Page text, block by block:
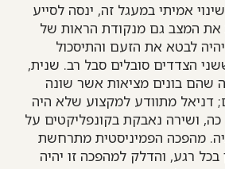
אמיתי במעגל זה, ינסה לסייע
את המצב גם מנקודת הראות של
לבטא את הזעם והתיסכול
הצדדים סובלים סבל רב. שנית,
שהם בונים מציאות אשר שונה
דניאל מתוודע למקצוע שלא היה
כה, ושירה נאבקת בקונפליקטים על
מהפכה הפמיניסטית מתרחשת
רגע, והדלק למהפכה זו יהיה